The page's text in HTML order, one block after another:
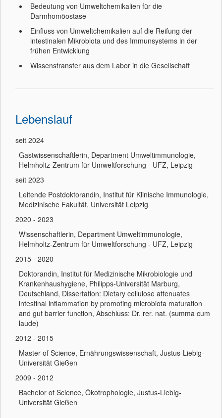
Bedeutung von Umweltchemikalien für die
Darmhomöostase
Einfluss von Umweltchemikalien auf die Reifung der
intestinalen Mikrobiota und des Immunsystems in der
frühen Entwicklung
Wissenstransfer aus dem Labor in die Gesellschaft
Lebenslauf
seit 2024
Gastwissenschaftlerin, Department Umweltimmunologie,
Helmholtz-Zentrum für Umweltforschung - UFZ, Leipzig
seit 2023
Leitende Postdoktorandin, Institut für Klinische Immunologie,
Medizinische Fakultät, Universität Leipzig
2020 - 2023
Wissenschaftlerin, Department Umweltimmunologie,
Helmholtz-Zentrum für Umweltforschung - UFZ, Leipzig
2015 - 2020
Doktorandin, Institut für Medizinische Mikrobiologie und
Krankenhaushygiene, Philipps-Universität Marburg,
Deutschland, Dissertation: Dietary cellulose attenuates
intestinal inflammation by promoting microbiota maturation
and gut barrier function, Abschluss: Dr. rer. nat. (summa cum
laude)
2012 - 2015
Master of Science, Ernährungswissenschaft, Justus-Liebig-
Universität Gießen
2009 - 2012
Bachelor of Science, Ökotrophologie, Justus-Liebig-
Universität Gießen